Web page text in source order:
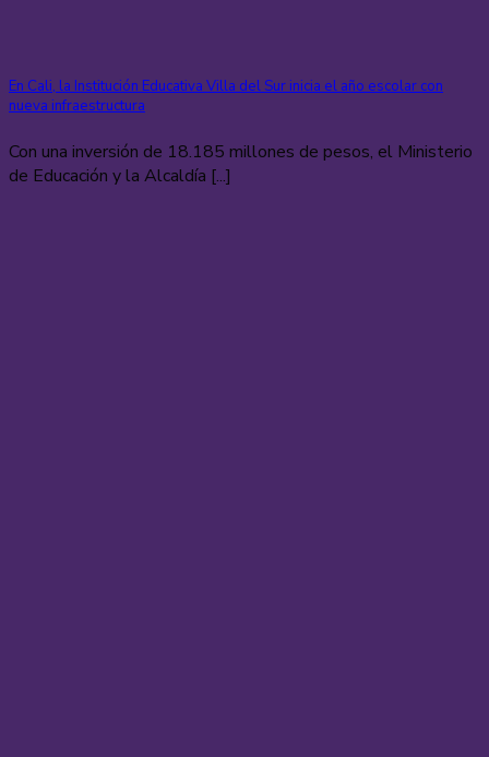
En Cali, la Institución Educativa Villa del Sur inicia el año escolar con
nueva infraestructura
Con una inversión de 18.185 millones de pesos, el Ministerio
de Educación y la Alcaldía [...]